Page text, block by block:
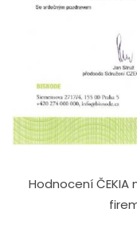
Hodnocení